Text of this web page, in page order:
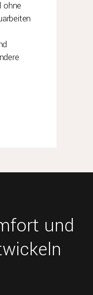
ohne
und